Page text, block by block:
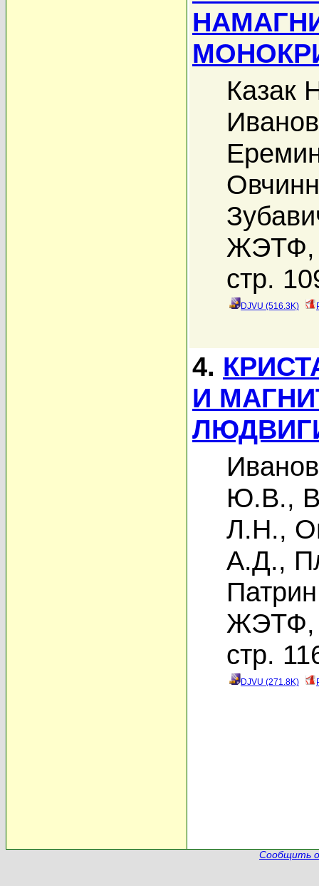
Казак
ЖЭТФ,
стр.
DJVU (516.3K)
4.
И
Ю.В.,
Л.Н.,
А.Д.,
ЖЭТФ,
стр.
DJVU (271.8K)
Сообщить о